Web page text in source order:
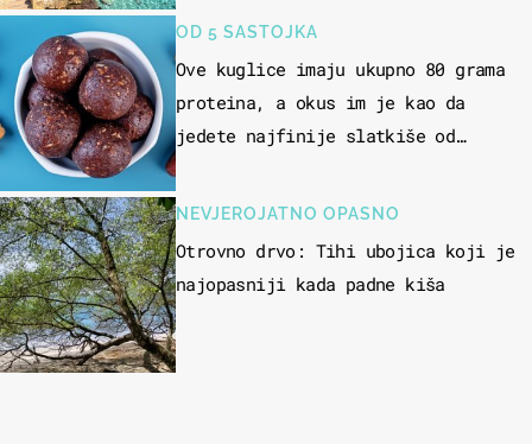
OD 5 SASTOJKA
Ove kuglice imaju ukupno 80 grama
proteina, a okus im je kao da
jedete najfinije slatkiše od
NEVJEROJATNO OPASNO
Otrovno drvo: Tihi ubojica koji je
najopasniji kada padne kiša